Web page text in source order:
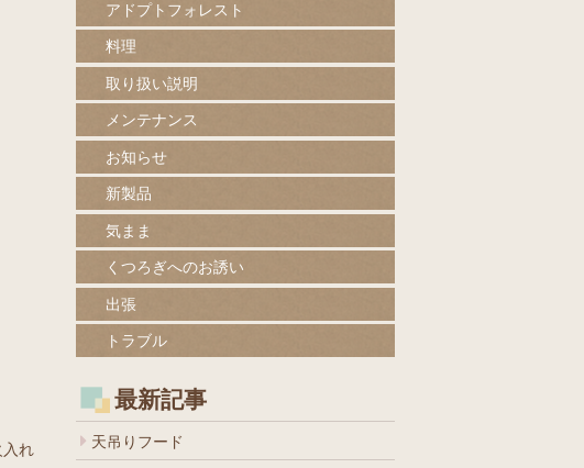
入れ
アドプトフォレスト
料理
取り扱い説明
メンテナンス
お知らせ
新製品
気まま
くつろぎへのお誘い
出張
トラブル
最新記事
天吊りフード